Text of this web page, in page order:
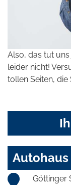
Also, das tut
leider nicht!
tollen Seiten, die
Göttinger